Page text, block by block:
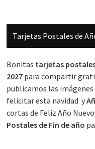
Barra
lateral
principal
Tarjetas Postales de
Bonitas tarjetas
2027 para compartir
publicamos las
felicitar esta navidad y
cortas de Feliz Año
Postales de Fin de año